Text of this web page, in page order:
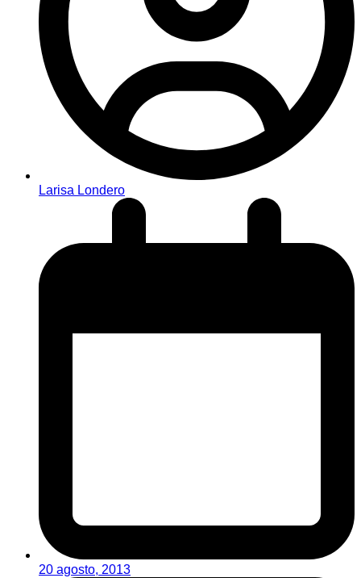
Larisa Londero
20 agosto, 2013